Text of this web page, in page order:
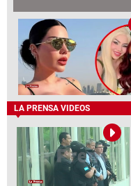
LA PRENSA VIDEOS